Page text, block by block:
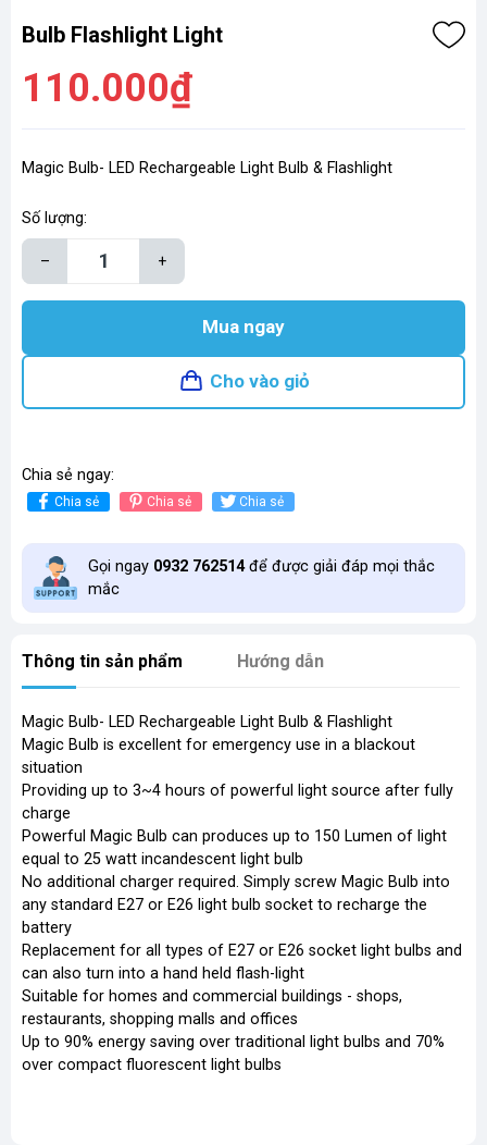
Bulb Flashlight Light
110.000₫
Magic Bulb- LED Rechargeable Light Bulb & Flashlight
Số lượng:
– +
Mua ngay
Cho vào giỏ
Chia sẻ ngay:
Chia sẻ Chia sẻ Chia sẻ
Gọi ngay 0932 762514để được giải đáp mọi thắc
mắc
Thông tin sản phẩm Hướng dẫn
Magic Bulb- LED Rechargeable Light Bulb & Flashlight
Magic Bulb is excellent for emergency use in a blackout
situation
Providing up to 3~4 hours of powerful light source after fully
charge
Powerful Magic Bulb can produces up to 150 Lumen of light
equal to 25 watt incandescent light bulb
No additional charger required. Simply screw Magic Bulb into
any standard E27 or E26 light bulb socket to recharge the
battery
Replacement for all types of E27 or E26 socket light bulbs and
can also turn into a hand held flash-light
Suitable for homes and commercial buildings - shops,
restaurants, shopping malls and offices
Up to 90% energy saving over traditional light bulbs and 70%
over compact fluorescent light bulbs